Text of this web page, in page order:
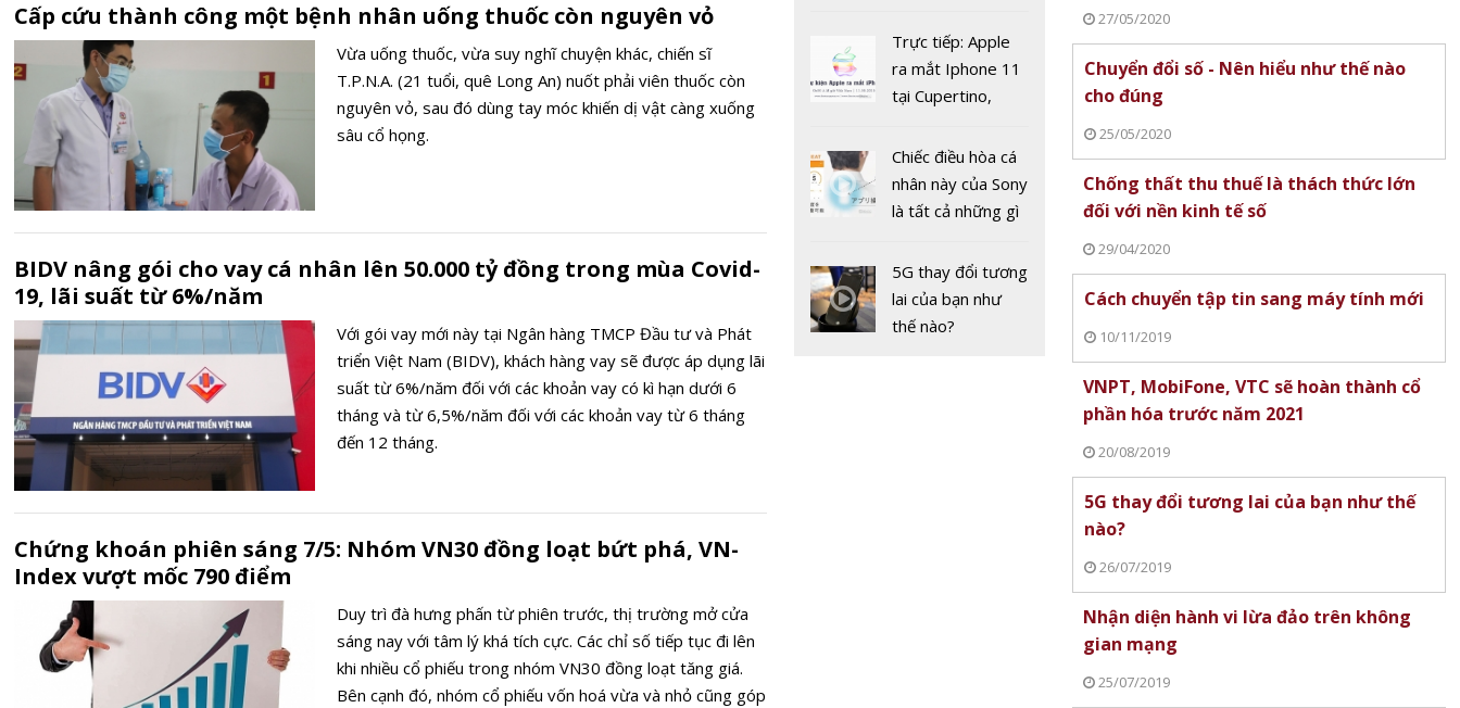
VieON với nội
dung giải trí trực
tuyến chất lượng
thanh toán không
dùng tiền mặt
Cấp cứu thành công một bệnh nhân uống thuốc còn nguyên vỏ
Vừa uống thuốc, vừa suy nghĩ chuyện khác, chiến sĩ
T.P.N.A. (21 tuổi, quê Long An) nuốt phải viên thuốc còn
nguyên vỏ, sau đó dùng tay móc khiến dị vật càng xuống
sâu cổ họng.
BIDV nâng gói cho vay cá nhân lên 50.000 tỷ đồng trong mùa Covid-
19, lãi suất từ 6%/năm
Với gói vay mới này tại Ngân hàng TMCP Đầu tư và Phát
triển Việt Nam (BIDV), khách hàng vay sẽ được áp dụng lãi
suất từ 6%/năm đối với các khoản vay có kì hạn dưới 6
tháng và từ 6,5%/năm đối với các khoản vay từ 6 tháng
đến 12 tháng.
Chứng khoán phiên sáng 7/5: Nhóm VN30 đồng loạt bứt phá, VN-
Index vượt mốc 790 điểm
Duy trì đà hưng phấn từ phiên trước, thị trường mở cửa
sáng nay với tâm lý khá tích cực. Các chỉ số tiếp tục đi lên
khi nhiều cổ phiếu trong nhóm VN30 đồng loạt tăng giá.
Bên cạnh đó, nhóm cổ phiếu vốn hoá vừa và nhỏ cũng góp
tranh cãi về nguồn
gốc
Trực tiếp: Apple
ra mắt Iphone 11
tại Cupertino,
Chiếc điều hòa cá
nhân này của Sony
là tất cả những gì
sót qua mùa hè
nóng nực
5G thay đổi tương
lai của bạn như
thế nào?
27/05/2020
Chuyển đổi số - Nên hiểu như thế nào
cho đúng
25/05/2020
Chống thất thu thuế là thách thức lớn
đối với nền kinh tế số
29/04/2020
Cách chuyển tập tin sang máy tính mới
10/11/2019
VNPT, MobiFone, VTC sẽ hoàn thành cổ
phần hóa trước năm 2021
20/08/2019
5G thay đổi tương lai của bạn như thế
nào?
26/07/2019
Nhận diện hành vi lừa đảo trên không
gian mạng
25/07/2019